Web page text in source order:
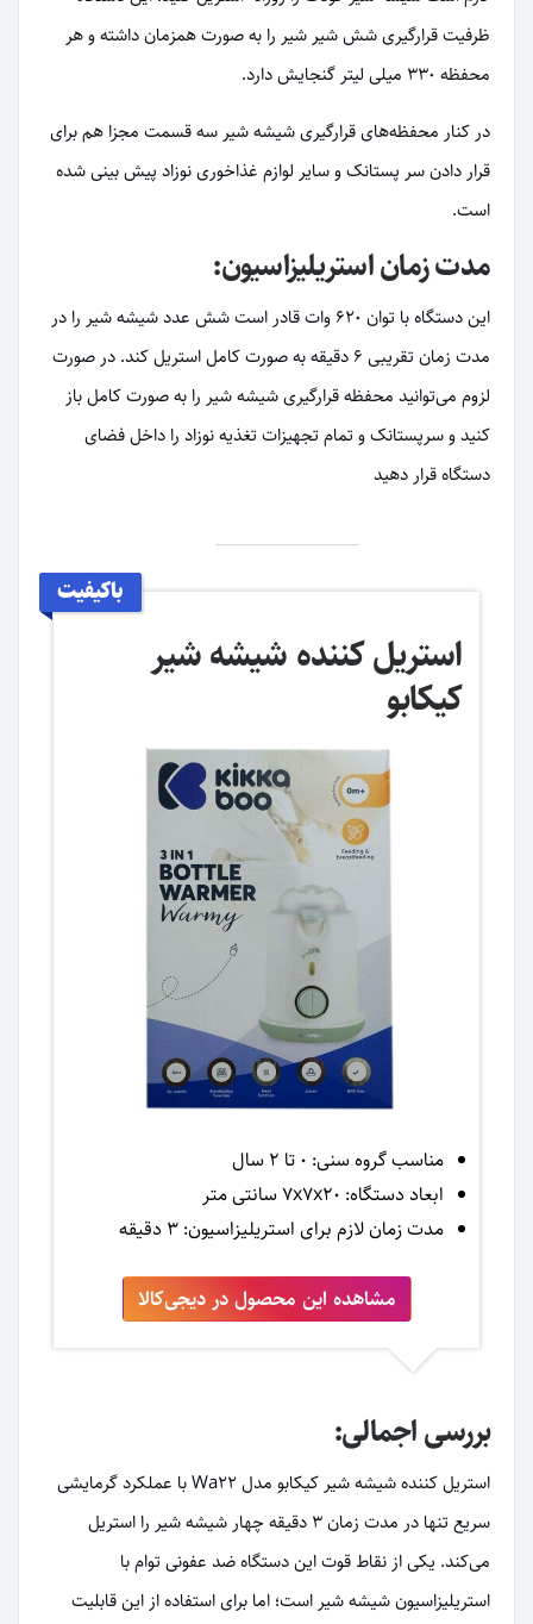
ظرفیت قرارگیری شش شیر شیر را به صورت همزمان داشته و هر
محفظه 330 میلی لیتر گنجایش دارد.
در کنار محفظه‌های قرارگیری شیشه شیر سه قسمت مجزا هم برای
قرار دادن سر پستانک و سایر لوازم غذاخوری نوزاد پیش بینی شده
است.
مدت زمان استریلیزاسیون:
این دستگاه با توان 620 وات قادر است شش عدد شیشه شیر را در
مدت زمان تقریبی 6 دقیقه به صورت کامل استریل کند. در صورت
لزوم می‌توانید محفظه قرارگیری شیشه شیر را به صورت کامل باز
کنید و سرپستانک و تمام تجهیزات تغذیه نوزاد را داخل فضای
دستگاه قرار دهید
باکیفیت
استریل کننده شیشه شیر
کیکابو
مناسب گروه سنی: 0 تا 2 سال
ابعاد دستگاه: 7x7x20 سانتی متر
مدت زمان لازم برای استریلیزاسیون: 3 دقیقه
مشاهده این محصول در دیجی‌کالا
بررسی اجمالی:
استریل کننده شیشه شیر کیکابو مدل Wa22 با عملکرد گرمایشی
سریع تنها در مدت زمان 3 دقیقه چهار شیشه شیر را استریل
می‌کند. یکی از نقاط قوت این دستگاه ضد عفونی توام با
استریلیزاسیون شیشه شیر است؛ اما برای استفاده از این قابلیت